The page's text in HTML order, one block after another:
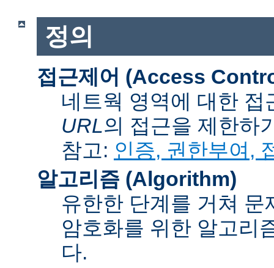
정의
접근제어 (Access
네트웍 영역에 대한
URL의 접근을 제한하
참고: 인증, 권한부여,
알고리즘 (Algorithm)
유한한 단계를 거쳐
암호화를 위한 알고리
다.